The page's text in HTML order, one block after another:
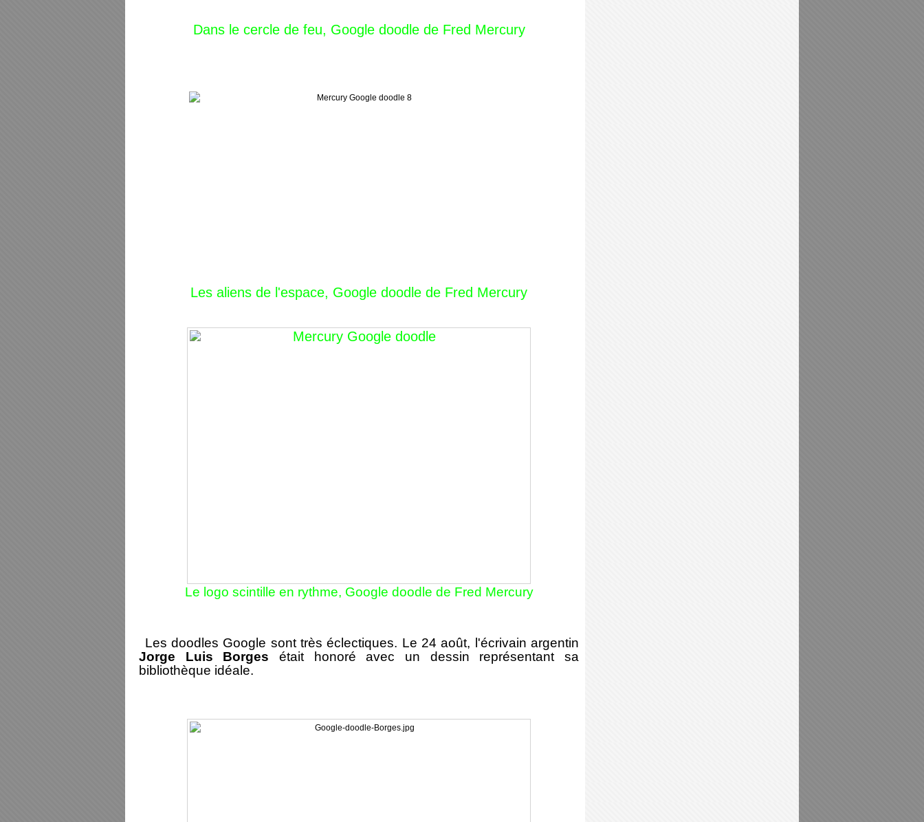
Dans le cercle de feu, Google doodle de Fred Mercury
Les aliens de l'espace, Google doodle de Fred Mercury
Le logo scintille en rythme, Google doodle de Fred Mercury
Les doodles Google sont très éclectiques. Le 24 août, l'écrivain argentin
Jorge Luis Borges était honoré avec un dessin représentant sa
bibliothèque idéale.